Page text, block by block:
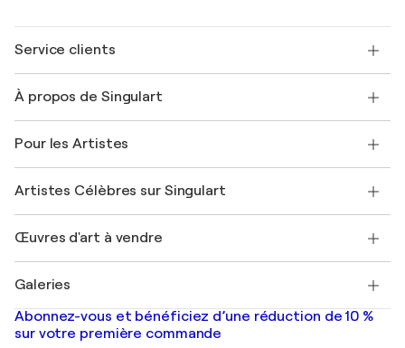
Service clients
Expédition
Offrir une carte cadeau
Rejoignez notre programme commercial
Mon compte
+33 1 76 44 06 42
À propos de Singulart
FAQ
Magazine Singulart
Emplois
Découvrez une sélection d'art original
Pour les Artistes
Se connecter en tant qu'Artiste
Artistes Célèbres sur Singulart
Marc Chagall
Banksy
Mr. Brainwash
Shepard Fairey
Œuvres d'art à vendre
Tableaux abstraits à vendre
Peintures de paysage
Estampes
Galeries
Galeries d'art en France
Galeries d'art en Belgique
Abonnez-vous et bénéficiez d’une réduction de 10 %
sur votre première commande